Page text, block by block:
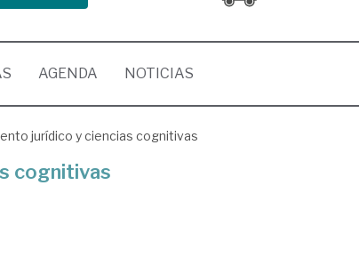
AGENDA NOTICIAS
jurídico y ciencias cognitivas
cognitivas